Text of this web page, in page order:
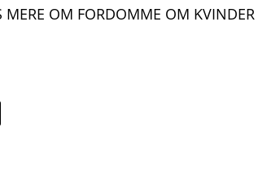
MERE OM FORDOMME OM KVINDER